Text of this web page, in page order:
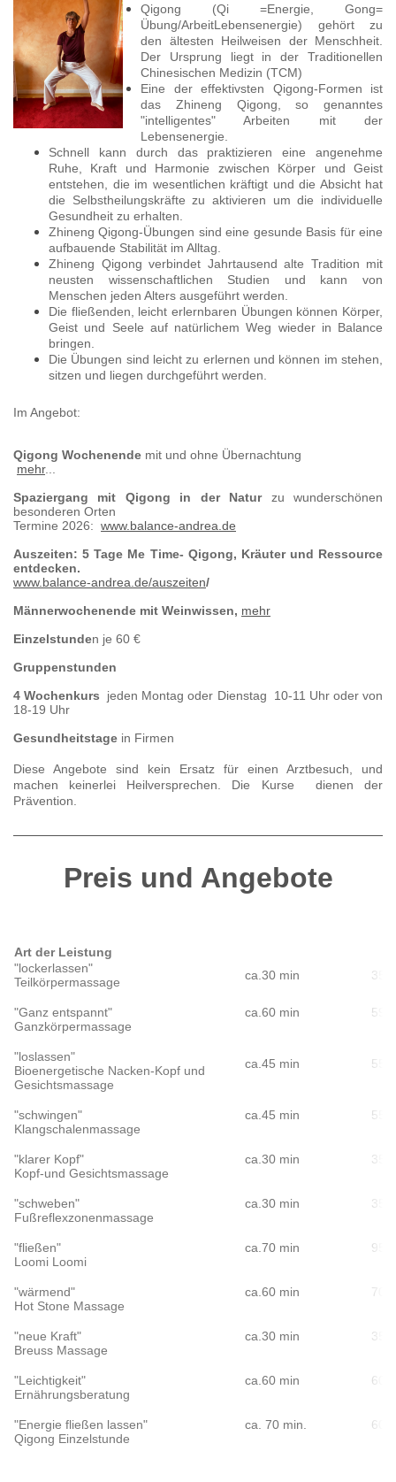
Qigong (Qi =Energie, Gong=
Übung/ArbeitLebensenergie) gehört zu
den ältesten Heilweisen der Menschheit.
Der Ursprung liegt in der Traditionellen
Chinesischen Medizin (TCM)
Eine der effektivsten Qigong-Formen ist
das Zhineng Qigong, so genanntes
"intelligentes" Arbeiten mit der
Lebensenergie.
Schnell kann durch das praktizieren eine angenehme
Ruhe, Kraft und Harmonie zwischen Körper und Geist
entstehen, die im wesentlichen kräftigt und die Absicht hat
die Selbstheilungskräfte zu aktivieren um die individuelle
Gesundheit zu erhalten.
Zhineng Qigong-Übungen sind eine gesunde Basis für eine
aufbauende Stabilität im Alltag.
Zhineng Qigong verbindet Jahrtausend alte Tradition mit
neusten wissenschaftlichen Studien und kann von
Menschen jeden Alters ausgeführt werden.
Die fließenden, leicht erlernbaren Übungen können Körper,
Geist und Seele auf natürlichem Weg wieder in Balance
bringen.
Die Übungen sind leicht zu erlernen und können im stehen,
sitzen und liegen durchgeführt werden.
Im Angebot:
Qigong Wochenende mit und ohne Übernachtung
mehr...
Spaziergang mit Qigong in der Naturzu wunderschönen
besonderen Orten
Termine 2026: www.balance-andrea.de
Auszeiten: 5 Tage Me Time- Qigong, Kräuter und Ressource
entdecken.
www.balance-andrea.de/auszeiten/
Männerwochenende mit Weinwissen, mehr
Einzelstunden je 60 €
Gruppenstunden
4 Wochenkurs jeden Montag oder Dienstag 10-11 Uhr oder von
18-19 Uhr
Gesundheitstage in Firmen
Diese Angebote sind kein Ersatz für einen Arztbesuch, und
machen keinerlei Heilversprechen. Die Kurse dienen der
Prävention.
Preis und Angebote
Art der Leistung
"lockerlassen"
Teilkörpermassage
ca.30 min 35.-
"Ganz entspannt"
Ganzkörpermassage
ca.60 min 59.-
"loslassen"
Bioenergetische Nacken-Kopf und
Gesichtsmassage
ca.45 min 55.-
"schwingen"
Klangschalenmassage
ca.45 min 55.-
"klarer Kopf"
Kopf-und Gesichtsmassage
ca.30 min 35.-
"schweben"
Fußreflexzonenmassage
ca.30 min 35.-
"fließen"
Loomi Loomi
ca.70 min 95.-
"wärmend"
Hot Stone Massage
ca.60 min 70.-
"neue Kraft"
Breuss Massage
ca.30 min 35.-
"Leichtigkeit"
Ernährungsberatung
ca.60 min 60.-
"Energie fließen lassen"
Qigong Einzelstunde
ca. 70 min. 60.-